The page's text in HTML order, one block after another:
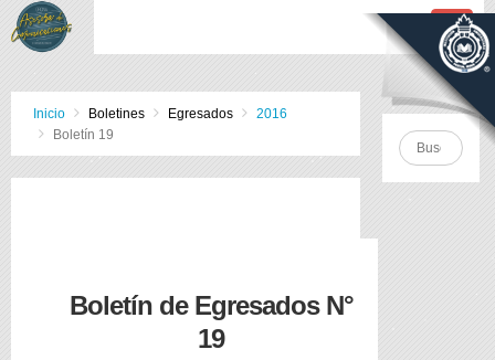
Inicio Boletines Egresados
2016
Boletín 19
Boletín de Egresados N°
19